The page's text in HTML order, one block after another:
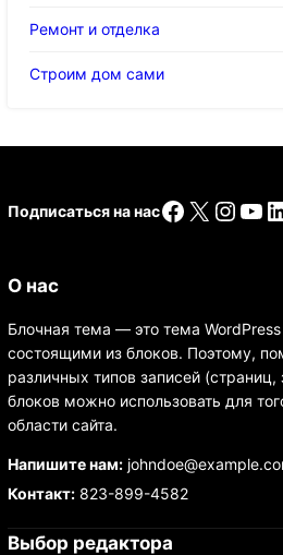
Ремонт и отделка
Строим дом сами
Подписаться на насFacebook
X
О нас
Блочная тема — это тема
состоящими из блоков. Поэтому,
различных типов записей (страниц,
блоков можно использовать для
области сайта.
Напишите нам:
Контакт:823-899-4582
Выбор редактора